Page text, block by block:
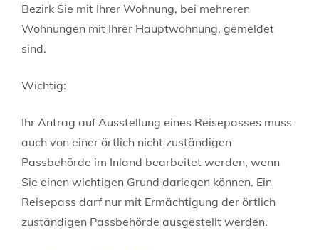
Bezirk Sie mit Ihrer Wohnung, bei mehreren
Wohnungen mit Ihrer Hauptwohnung, gemeldet
sind.
Wichtig:
Ihr Antrag auf Ausstellung eines Reisepasses muss
auch von einer örtlich nicht zuständigen
Passbehörde im Inland bearbeitet werden, wenn
Sie einen wichtigen Grund darlegen können. Ein
Reisepass darf nur mit Ermächtigung der örtlich
zuständigen Passbehörde ausgestellt werden.